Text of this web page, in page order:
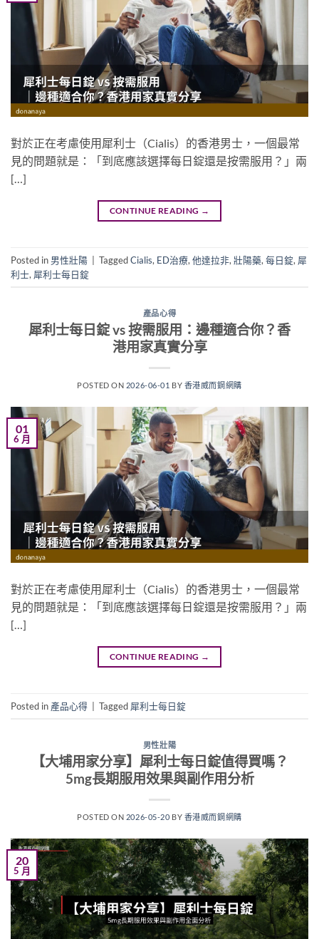
對於正在考慮使用犀利士（Cialis）的香港男士，一個最常
見的問題就是：「到底應該選擇每日錠還是按需服用？」兩
[…]
CONTINUE READING →
Posted in 男性壯陽 TaggedCialis, ED治療, 他達拉非, 壯陽藥, 每日錠, 犀
利士, 犀利士每日錠
產品心得
犀利士每日錠 vs 按需服用：邊種適合你？香
港用家真實分享
POSTED ON 2026-06-01 BY 香港威而鋼網購
01
6 月
對於正在考慮使用犀利士（Cialis）的香港男士，一個最常
見的問題就是：「到底應該選擇每日錠還是按需服用？」兩
[…]
CONTINUE READING →
Posted in 產品心得 Tagged 犀利士每日錠
男性壯陽
【大埔用家分享】犀利士每日錠值得買嗎？
5mg長期服用效果與副作用分析
POSTED ON 2026-05-20 BY 香港威而鋼網購
20
5 月